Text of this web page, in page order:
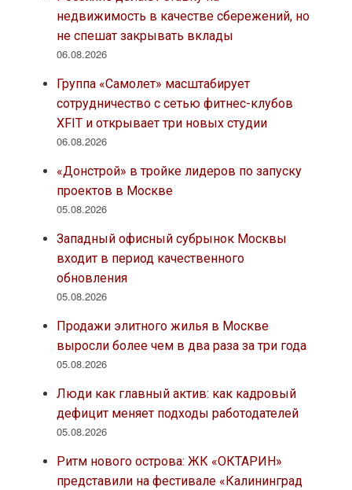
недвижимость в качестве сбережений, но
не спешат закрывать вклады
06.08.2026
Группа «Самолет» масштабирует
сотрудничество с сетью фитнес-клубов
XFIT и открывает три новых студии
06.08.2026
«Донстрой» в тройке лидеров по запуску
проектов в Москве
05.08.2026
Западный офисный субрынок Москвы
входит в период качественного
обновления
05.08.2026
Продажи элитного жилья в Москве
выросли более чем в два раза за три года
05.08.2026
Люди как главный актив: как кадровый
дефицит меняет подходы работодателей
05.08.2026
Ритм нового острова: ЖК «ОКТАРИН»
представили на фестивале «Калининград